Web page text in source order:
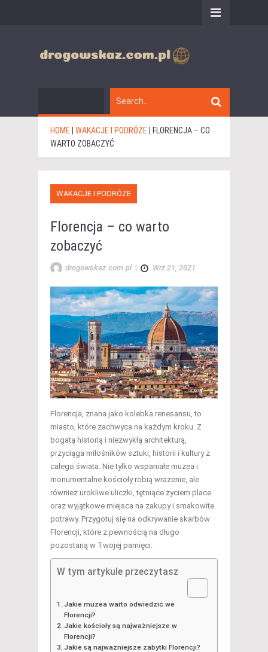
HOME WAKACJE I PODRÓŻE
FLORENCJA – CO
WARTO ZOBACZYĆ
WAKACJE I PODRÓŻE
Florencja – co warto
zobaczyć
drogowskaz.com.pl | Wrz 21, 2021
Florencja, znana jako kolebka renesansu, to
miasto, które zachwyca na każdym kroku. Z
bogatą historią i niezwykłą architekturą,
przyciąga miłośników sztuki, historii i kultury z
całego świata. Nie tylko wspaniałe muzea i
monumentalne kościoły robią wrażenie, ale
również urokliwe uliczki, tętniące życiem place
oraz wyjątkowe miejsca na zakupy i smakowite
potrawy. Przygotuj się na odkrywanie skarbów
Florencji, które z pewnością na długo
pozostaną w Twojej pamięci.
W tym artykule przeczytasz
Jakie muzea warto odwiedzić we
Florencji?
Jakie kościoły są najważniejsze w
Florencji?
Jakie są najważniejsze zabytki Florencji?